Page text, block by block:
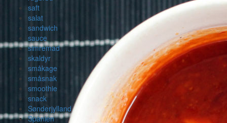
saft
salat
sandwich
sauce
simremad
skaldyr
småkage
småsnak
smoothie
snack
Sønderjylland
Spanien